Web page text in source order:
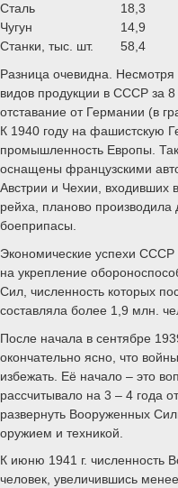
Сталь
18,3
Чугун
14,9
Станки, тыс. шт.
58,4
Разница очевидна. Несмотря
видов продукции в СССР за 8
отставание от Германии (в
К 1940 году на фашистскую
промышленность Европы.
оснащены французскими
Австрии и Чехии, входивших
рейха, планово производила
боеприпасы.
Экономические успехи
на укрепление
Сил, численность которых
составляла более 1,9 млн.
После начала в сентябре
окончательно ясно, что
избежать. Её начало – это
рассчитывало на 3 – 4 года
развернуть Вооруженных
оружием и техникой.
К июню 1941 г. численность
человек, увеличившись